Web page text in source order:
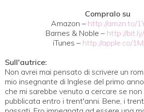
Compralo su
Amazon – http://amzn.to/
Barnes & Noble – http://
iTunes – http://apple.co/
Sull'autrice:
Non avrei mai pensato di scrivere un
mio insegnante di Inglese del primo
che mi sarebbe venuto a cercare se
pubblicata entro i trent'anni. Bene, i